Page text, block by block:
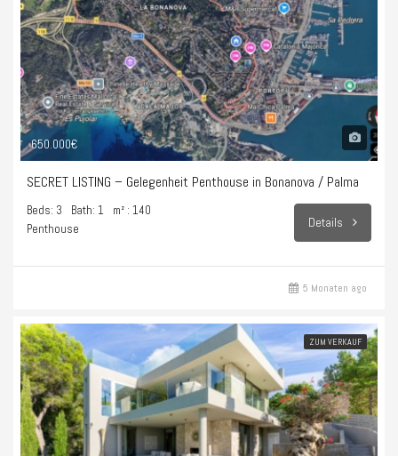
650.000€
SECRET LISTING – Gelegenheit Penthouse in Bonanova / Palma
Beds: 3 Bath: 1
m² : 140
Penthouse
Details
5 Monaten ago
ZUM VERKAUF